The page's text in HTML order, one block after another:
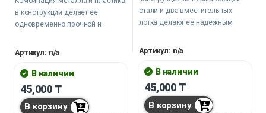
в конструкции делает ее
одновременно прочной и
обеспечивают бесшумное
передвижение по любому
покрытию. Подходит как для
ресторанного бизнеса, так и для
организации домашних
мероприятий.
Артикул: n/a
В наличии
45,000 ₸
В корзину
стали и два вместительных
лотка делают её надёжным
функциональность достигается
отходов.
Артикул: n/a
В наличии
45,000 ₸
В корзину